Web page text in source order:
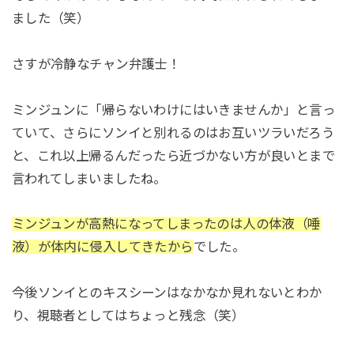
ました（笑）
さすが冷静なチャン弁護士！
ミンジュンに「帰らないわけにはいきませんか」と言っ
ていて、さらにソンイと別れるのはお互いツラいだろう
と、これ以上帰るんだったら近づかない方が良いとまで
言われてしまいましたね。
ミンジュンが高熱になってしまったのは人の体液（唾
液）が体内に侵入してきたから でした。
今後ソンイとのキスシーンはなかなか見れないとわか
り、視聴者としてはちょっと残念（笑）